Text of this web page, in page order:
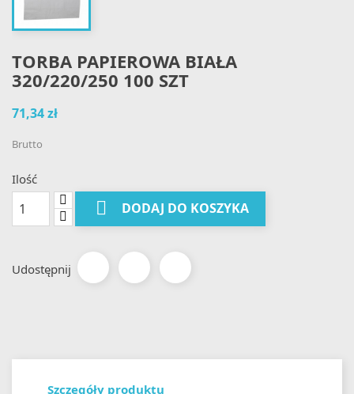
TORBA PAPIEROWA BIAŁA
320/220/250 100 SZT
71,34 zł
Brutto
Ilość
 DODAJ DO KOSZYKA
Udostępnij
Szczegóły produktu